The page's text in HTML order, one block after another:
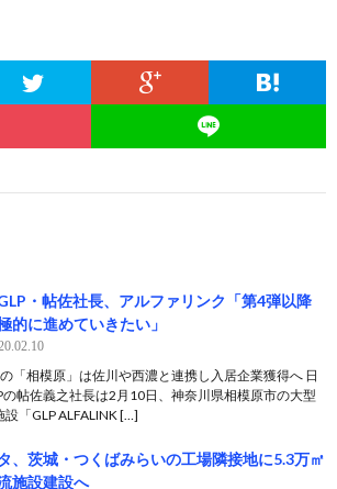
・帖佐社長、アルファリンク「第4弾以降
的に進めていきたい」
「相模原」は佐川や西濃と連携し入居企業獲得へ 日
の帖佐義之社長は2月10日、神奈川県相模原市の大型
設「GLP ALFALINK […]
、茨城・つくばみらいの工場隣接地に5.3万㎡
施設建設へ